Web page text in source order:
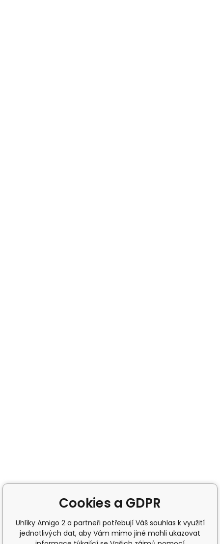
Cookies a GDPR
Uhlíky Amigo 2 a partneři potřebují Váš souhlas k využití
jednotlivých dat, aby Vám mimo jiné mohli ukazovat